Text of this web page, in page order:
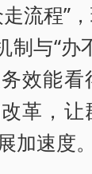
流程”
制与“办
效能看
革，
加速度。